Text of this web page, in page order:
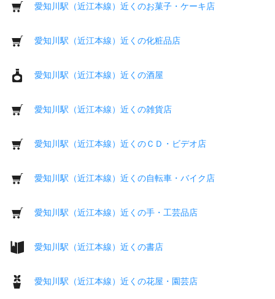
愛知川駅（近江本線）近くのお菓子・ケーキ店
愛知川駅（近江本線）近くの化粧品店
愛知川駅（近江本線）近くの酒屋
愛知川駅（近江本線）近くの雑貨店
愛知川駅（近江本線）近くのＣＤ・ビデオ店
愛知川駅（近江本線）近くの自転車・バイク店
愛知川駅（近江本線）近くの手・工芸品店
愛知川駅（近江本線）近くの書店
愛知川駅（近江本線）近くの花屋・園芸店